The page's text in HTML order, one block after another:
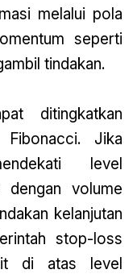
melalui pola
seperti
tindakan.
ditingkatkan
Fibonacci. Jika
level
dengan volume
kelanjutan
stop-loss
di atas level